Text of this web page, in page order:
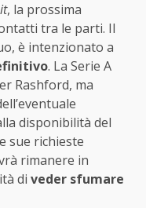
, la prossima
tra le parti. Il
è intenzionato a
. La Serie A
Rashford, ma
disponibilità del
sue richieste
rimanere in
di veder sfumare